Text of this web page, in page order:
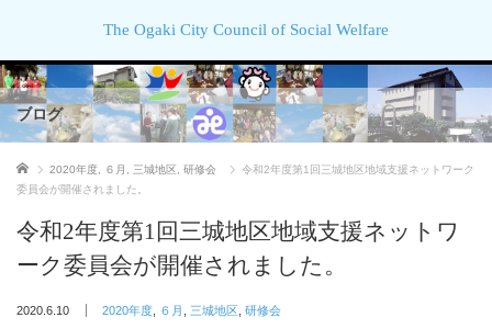
The Ogaki City Council of Social Welfare
ブログ
ホーム 2020年度 ６月 三城地区 研修会
令和2年度第1回三城地区地域支援ネットワーク
委員会が開催されました。
令和2年度第1回三城地区地域支援ネットワ
ーク委員会が開催されました。
2020.6.10 2020年度 ６月 三城地区 研修会